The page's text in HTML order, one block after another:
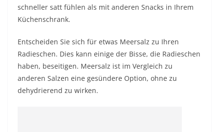
schneller satt fühlen als mit anderen Snacks in Ihrem
Küchenschrank.
Entscheiden Sie sich für etwas Meersalz zu Ihren
Radieschen. Dies kann einige der Bisse, die Radieschen
haben, beseitigen. Meersalz ist im Vergleich zu
anderen Salzen eine gesündere Option, ohne zu
dehydrierend zu wirken.